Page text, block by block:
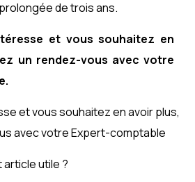
de trois ans.
et vous souhaitez en
un rendez-vous avec votre
et vous souhaitez en avoir plus,
avec votre Expert-comptable
utile ?